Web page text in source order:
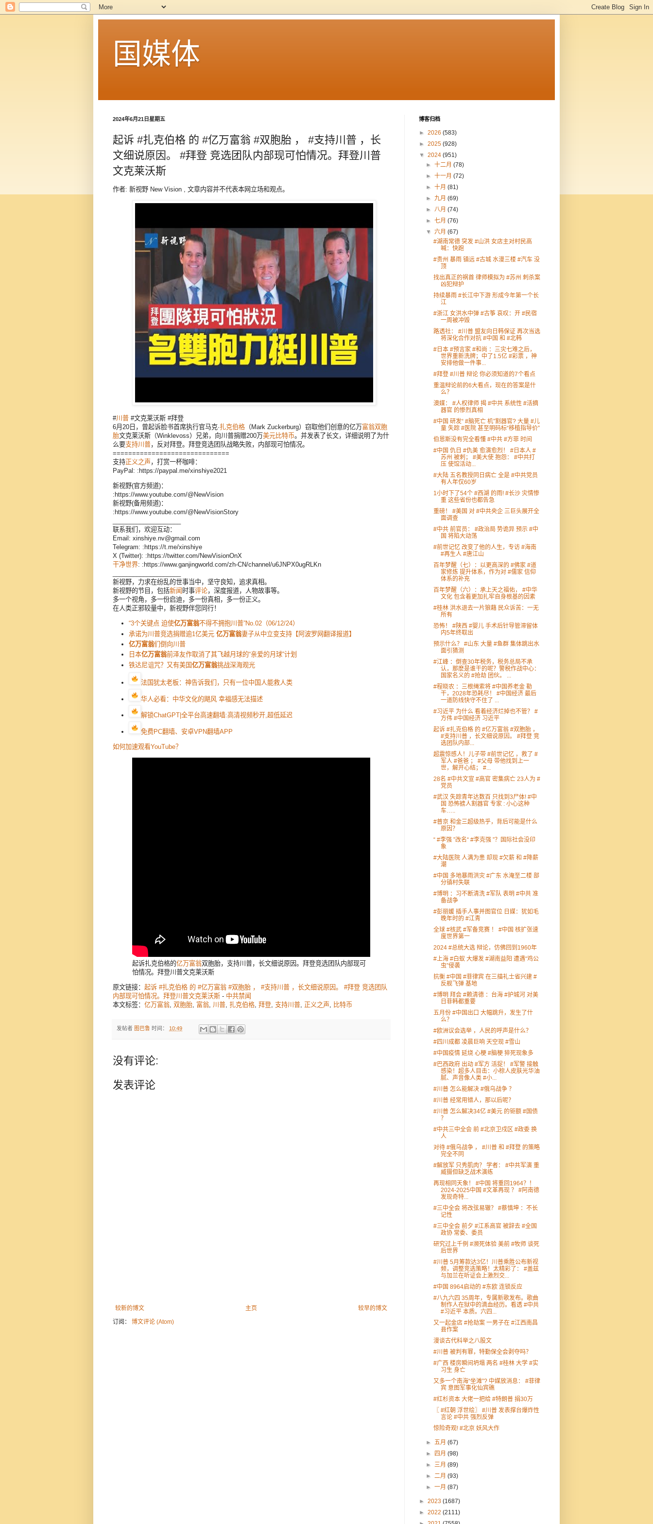
国媒体
2024年6月21日星期五
起诉 #扎克伯格 的 #亿万富翁 #双胞胎 ， #支持川普 ，长
文细说原因。 #拜登 竞选团队内部现可怕情况。拜登川普
文克莱沃斯
作者: 新视野 New Vision , 文章内容并不代表本网立场和观点。
#川普 #文克莱沃斯 #拜登
6月20日，曾起诉脸书首席执行官马克·扎克伯格 （Mark Zuckerburg）窃取他们创意的亿万富翁双胞
胎文克莱沃斯（Winklevoss）兄弟，向川普捐赠200万美元比特币。并发表了长文，详细说明了为什
么要支持川普，反对拜登。拜登竞选团队战略失败，内部现可怕情况。
==============================
支持正义之声 ，打赏一杯咖啡：
PayPal: :https://paypal.me/xinshiye2021
新视野(官方频道)：
:https://www.youtube.com/@NewVision
新视野(备用频道)：
:https://www.youtube.com/@NewVisionStory
联系我们，欢迎互动：
Email: xinshiye.nv@gmail.com
Telegram: :https://t.me/xinshiye
X (Twitter): :https://twitter.com/NewVisionOnX
干净世界: :https://www.ganjingworld.com/zh-CN/channel/u6JNPX0ugRLKn
新视野，力求在纷乱的世事当中，坚守良知，追求真相。
新视野的节目，包括新闻 时事评论，深度报道，人物故事等。
多一个视角，多一份启迪，多一份真相，多一份正义。
在人类正邪较量中，新视野伴您同行！
“3个关键点 迫使亿万富翁不得不拥抱川普”No.02（06/12/24）
承诺为川普竞选捐赠逾1亿美元 亿万富翁妻子从中立变支持【阿波罗网翻译报道】
亿万富翁们倒向川普
日本亿万富翁前泽友作取消了其飞越月球的“亲爱的月球”计划
铁达尼诅咒？又有美国亿万富翁挑战深海观光
法国犹太老板：神告诉我们，只有一位中国人能救人类
华人必看：中华文化的飓风 幸福感无法描述
解锁ChatGPT|全平台高速翻墙:高清视频秒开,超低延迟
免费PC翻墙、安卓VPN翻墙APP
如何加速观看YouTube？
起诉扎克伯格的亿万富翁双胞胎，支持川普，长文细说原因。拜登竞选团队内部现可
怕情况。拜登川普文克莱沃斯
原文链接： 起诉 #扎克伯格 的 #亿万富翁 #双胞胎 ， #支持川普 ，长文细说原因。 #拜登 竞选团队
内部现可怕情况。拜登川普文克莱沃斯 - 中共禁闻
本文标签： 亿万富翁, 双胞胎, 富翁, 川普, 扎克伯格, 拜登, 支持川普, 正义之声, 比特币
发帖者 图巴鲁 时间： 10:49
没有评论:
发表评论
较新的博文 较早的博文
主页
订阅： 博文评论 (Atom)
博客归档
► 2026 (583)
► 2025 (928)
▼ 2024 (951)
►十二月(78)
►十一月(72)
►十月(81)
► 九月(69)
►八月(74)
►七月(76)
▼六月(67)
#湖南常德 突发 #山洪 女店主对村民高
喊：快跑
#贵州 暴雨 镇远 #古城 水漫三楼 #汽车 没
顶
找出真正的祸首 律师模拟为 #苏州 刺杀案
凶犯辩护
持续暴雨 #长江中下游 形成今年第一个长
江
#浙江 女洪水中弹 #古筝 哀叹：开 #民宿
一周被冲毁
路透社： #川普 盟友向日韩保证 再次当选
将深化合作对抗 #中国 和 #北韩
#日本 #预言家 #和尚 ：三灾七难之后，
世界重新洗牌；中了1.5亿 #彩票 ，神
安排他做一件事...
#拜登 #川普 辩论 你必须知道的7个看点
重温辩论前的6大看点，现在的答案是什
么？
澳媒： #人权律师 揭 #中共 系统性 #活摘
器官 的惨烈真相
#中国 研发“ #脑死亡 机”割器官? 大量 #儿
童 失踪 #医院 甚至明码标“移植指导价”
伯恩斯没有完全看懂 #中共 #方菲 时间
#中国 仇日 #仇美 愈演愈烈！ #日本人 #
苏州 被刺； #美大使 抱怨： #中共打
压 使馆活动...
#大陆 五名教授同日病亡 全是 #中共党员
有人年仅60岁
1小时下了54个 #西湖 的雨! #长沙 灾情惨
重 这些省份也都告急
重磅！ #美国 对 #中共央企 三巨头展开全
面调查
#中共 前官员： #政治局 势诡异 预示 #中
国 将陷大动荡
#前世记忆 改变了他的人生，专访 #海南
#再生人 #唐江山
百年梦醒（七）：以更高深的 #佛家 #道
家修炼 提升体系，作为对 #儒家 信仰
体系的补充
百年梦醒（六）：承上天之福佑， #中华
文化 包含着更加扎牢自身根基的因素
#桂林 洪水退去一片狼藉 民众诉苦：一无
所有
恐怖！ #陕西 #婴儿 手术后针导管滞留体
内5年终取出
预示什么？ #山东 大量 #鱼群 集体跳出水
面引猜测
#江峰 ：倒查30年税务，税务总局不承
认，那麽是谁干的呢？警税作战中心：
国家名义的 #抢劫 团伙。 ...
#程晓农 ：三根绳索将 #中国养老金 勒
干，2028年恐耗尽！ #中国经济 最后
一道防线快守不住了 ...
#习近平 为什么 看着经济烂掉也不管？ #
方伟 #中国经济 习近平
起诉 #扎克伯格 的 #亿万富翁 #双胞胎 ，
#支持川普 ，长文细说原因。 #拜登 竞
选团队内部...
超震惊感人！儿子带 #前世记忆 ，救了 #
军人 #爸爸 ； #父母 带他找到上一
世，解开心结； #...
28名 #中共文宣 #高官 密集病亡 23人为 #
党员
#武汉 失踪青年达数百 只找到3尸体! #中
国 恐怖掳人割器官 专家 : 小心这种
车…..
#普京 和金三超级热乎，背后可能是什么
原因？
“ #李强 ”改名“ #李克强 ”？国际社会没印
象
#大陆医院 人满为患 却现 #欠薪 和 #降薪
潮
#中国 多地暴雨洪灾 #广东 水淹至二楼 部
分镇村失联
#博明 ：习不断清洗 #军队 表明 #中共 准
备战争
#彭丽媛 插手人事并图官位 日媒：犹如毛
晚年时的 #江青
全球 #核武 #军备竞赛 ！ #中国 核扩张速
度世界第一
2024 #总统大选 辩论，仿佛回到1960年
#上海 #白蚁 大爆发 #湖南益阳 遭遇“鸡公
虫”侵袭
抗衡 #中国 #菲律宾 在三描礼士省兴建 #
反舰飞弹 基地
#博明 拜会 #赖清德 ：台海 #护城河 对美
日菲韩都重要
五月份 #中国出口 大幅跳升，发生了什
么？
#欧洲议会选举 ，人民的呼声是什么？
#四川成都 凌晨巨响 天空现 #雪山
#中国疫情 延烧 心梗 #脑梗 猝死现象多
#巴西政府 出动 #军方 活捉！ #军警 接触
感染！超多人目击：小棕人皮肤光华油
腻、声音像人类 #小...
#川普 怎么能解决 #俄乌战争 ？
#川普 经常用错人，那以后呢？
#川普 怎么解决34亿 #美元 的钜额 #国债
？
#中共三中全会 前 #北京卫戍区 #政委 换
人
对待 #俄乌战争 ， #川普 和 #拜登 的策略
完全不同
#解放军 只秀肌肉？ 学者： #中共军演 重
威摄但缺乏战术演练
再现相同天象！ #中国 将重回1964？！
2024-2025中国 #文革再现 ？ #阿南德
发现奇特...
#三中全会 将改弦易辙？ #蔡慎坤 ：不长
记性
#三中全会 前夕 #江系高官 被辞去 #全国
政协 常委、委员
研究过上千例 #濒死体验 美前 #牧师 谈死
后世界
#川普 5月筹款达3亿！川普乘胜公布新视
频，调整竞选策略！太精彩了： #盖兹
与加兰在听证会上激烈交...
#中国 8964启动的 #东欧 连锁反应
#八九六四 35周年，专属新歌发布。歌曲
制作人在狱中的滴血经历。看透 #中共
#习近平 本质。六四...
又一起金店 #抢劫案 一男子在 #江西南昌
县作案
漫谈古代科举之八股文
#川普 被判有罪，特勤保全会剥夺吗？
#广西 楼房瞬间坍塌 两名 #桂林 大学 #实
习生 身亡
又多一个南海“坐滩”? 中媒放消息： #菲律
宾 意图军事化仙宾礁
#红杉资本 大佬一把给 #特朗普 捐30万
〖 #红朝 浮世绘〗 #川普 发表撑台爆炸性
言论 #中共 强烈反弹
惊险奇观! #北京 妖风大作
►五月(67)
►
四月(98)
►三月(89)
►二月(93)
►一月(87)
► 2023 (1687)
► 2022 (2111)